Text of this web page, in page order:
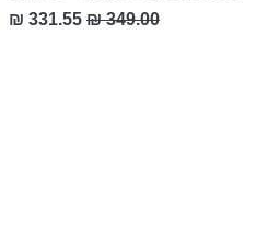
מחיר רגיל מחיר מבצע